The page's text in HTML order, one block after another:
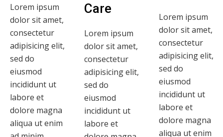
Lorem ipsum
dolor sit amet,
consectetur
adipisicing elit,
sed do
eiusmod
incididunt ut
labore et
dolore magna
aliqua ut enim
Care
Lorem ipsum
dolor sit amet,
consectetur
adipisicing elit,
sed do
eiusmod
incididunt ut
labore et
Lorem ipsum
dolor sit amet,
consectetur
adipisicing elit,
sed do
eiusmod
incididunt ut
labore et
dolore magna
aliqua ut enim